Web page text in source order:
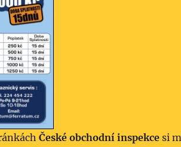
České obchodní inspekcesi